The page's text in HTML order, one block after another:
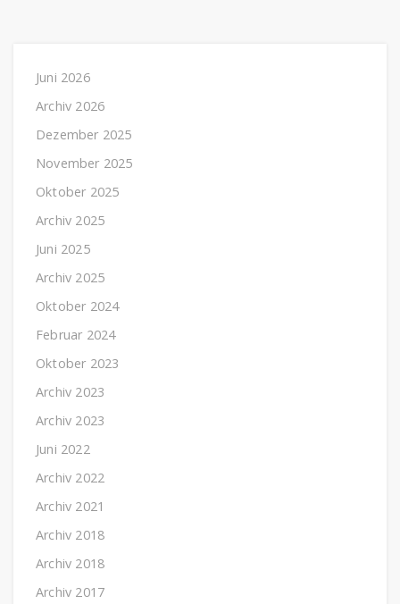
Juni 2026
Archiv 2026
Dezember 2025
November 2025
Oktober 2025
Archiv 2025
Juni 2025
Archiv 2025
Oktober 2024
Februar 2024
Oktober 2023
Archiv 2023
Archiv 2023
Juni 2022
Archiv 2022
Archiv 2021
Archiv 2018
Archiv 2018
Archiv 2017